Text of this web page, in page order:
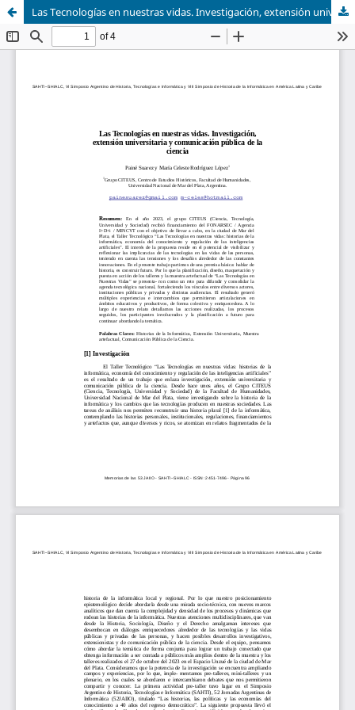
Las Tecnologías en nuestras vidas. Investigación, extensión universitaria y comunicación pública de la ciencia